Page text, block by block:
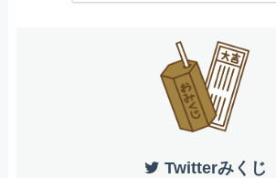
Twitterみくじ